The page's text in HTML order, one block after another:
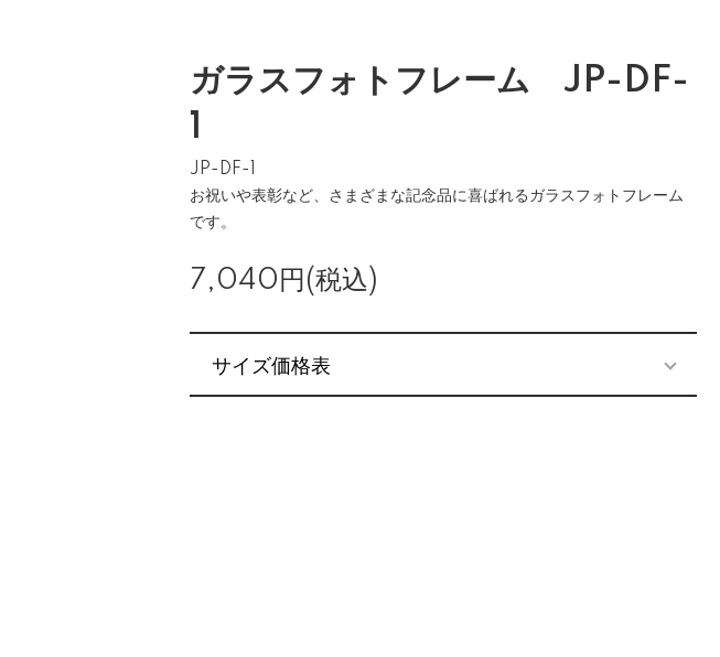
ガラスフォトフレーム JP-DF-
1
JP-DF-1
お祝いや表彰など、さまざまな記念品に喜ばれるガラスフォトフレーム
です。
7,040円(税込)
サイズ価格表